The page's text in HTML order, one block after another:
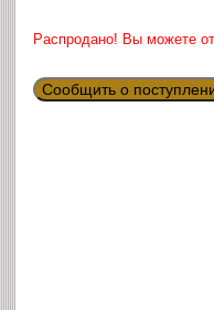
Распродано! Вы можете
Сообщить о